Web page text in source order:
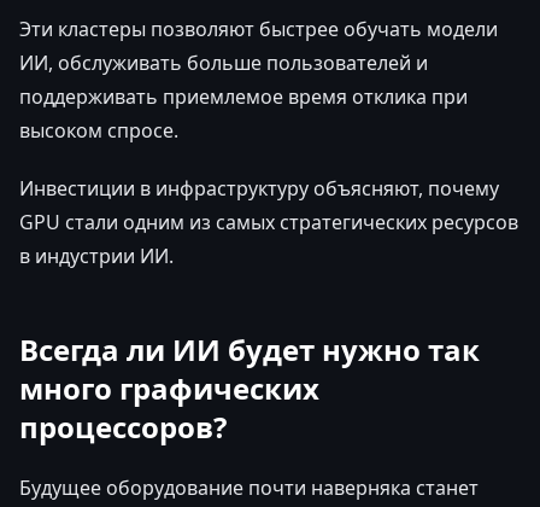
Эти кластеры позволяют быстрее обучать модели
ИИ, обслуживать больше пользователей и
поддерживать приемлемое время отклика при
высоком спросе.
Инвестиции в инфраструктуру объясняют, почему
GPU стали одним из самых стратегических ресурсов
в индустрии ИИ.
Всегда ли ИИ будет нужно так
много графических
процессоров?
Будущее оборудование почти наверняка станет